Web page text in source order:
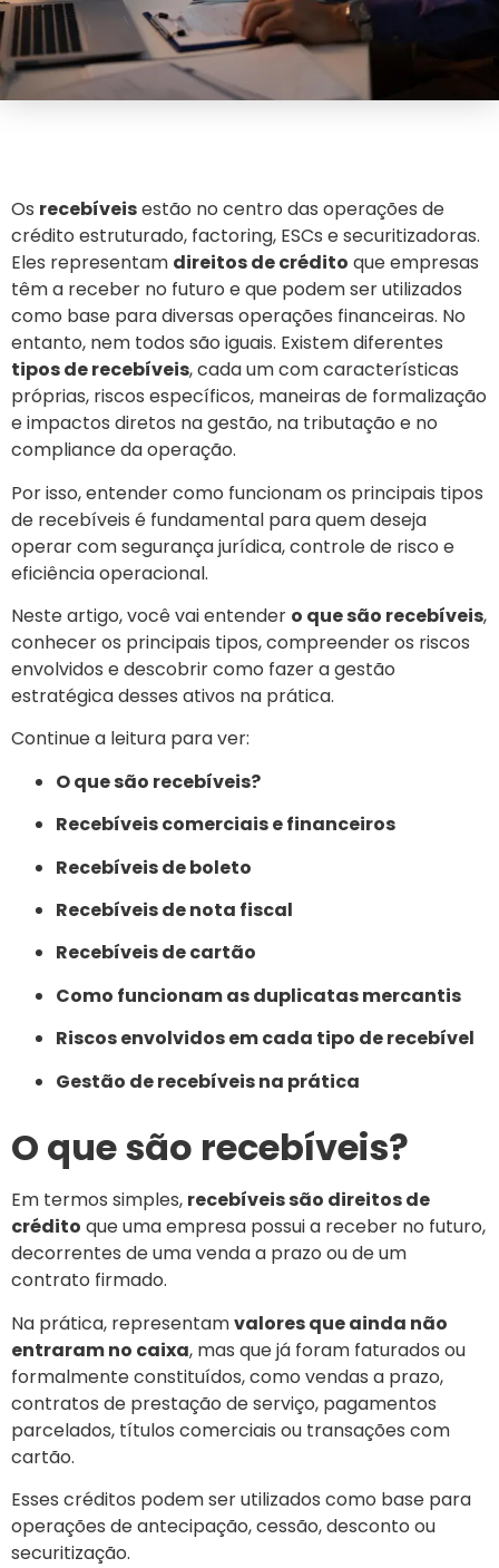
Os recebíveisestão no centro das operações de
crédito estruturado, factoring, ESCs e securitizadoras.
Eles representam direitos de crédito que empresas
têm a receber no futuro e que podem ser utilizados
como base para diversas operações financeiras. No
entanto, nem todos são iguais. Existem diferentes
tipos de recebíveis, cada um com características
próprias, riscos específicos, maneiras de formalização
e impactos diretos na gestão, na tributação e no
compliance da operação.
Por isso, entender como funcionam os principais tipos
de recebíveis é fundamental para quem deseja
operar com segurança jurídica, controle de risco e
eficiência operacional.
Neste artigo, você vai entender o que são recebíveis,
conhecer os principais tipos, compreender os riscos
envolvidos e descobrir como fazer a gestão
estratégica desses ativos na prática.
Continue a leitura para ver:
O que são recebíveis?
Recebíveis comerciais e financeiros
Recebíveis de boleto
Recebíveis de nota fiscal
Recebíveis de cartão
Como funcionam as duplicatas mercantis
Riscos envolvidos em cada tipo de recebível
Gestão de recebíveis na prática
O que são recebíveis?
Em termos simples, recebíveis são direitos de
crédito que uma empresa possui a receber no futuro,
decorrentes de uma venda a prazo ou de um
contrato firmado.
Na prática, representamvalores que ainda não
entraram no caixa, mas que já foram faturados ou
formalmente constituídos, como vendas a prazo,
contratos de prestação de serviço, pagamentos
parcelados, títulos comerciais ou transações com
cartão.
Esses créditos podem ser utilizados como base para
operações de antecipação, cessão, desconto ou
securitização.